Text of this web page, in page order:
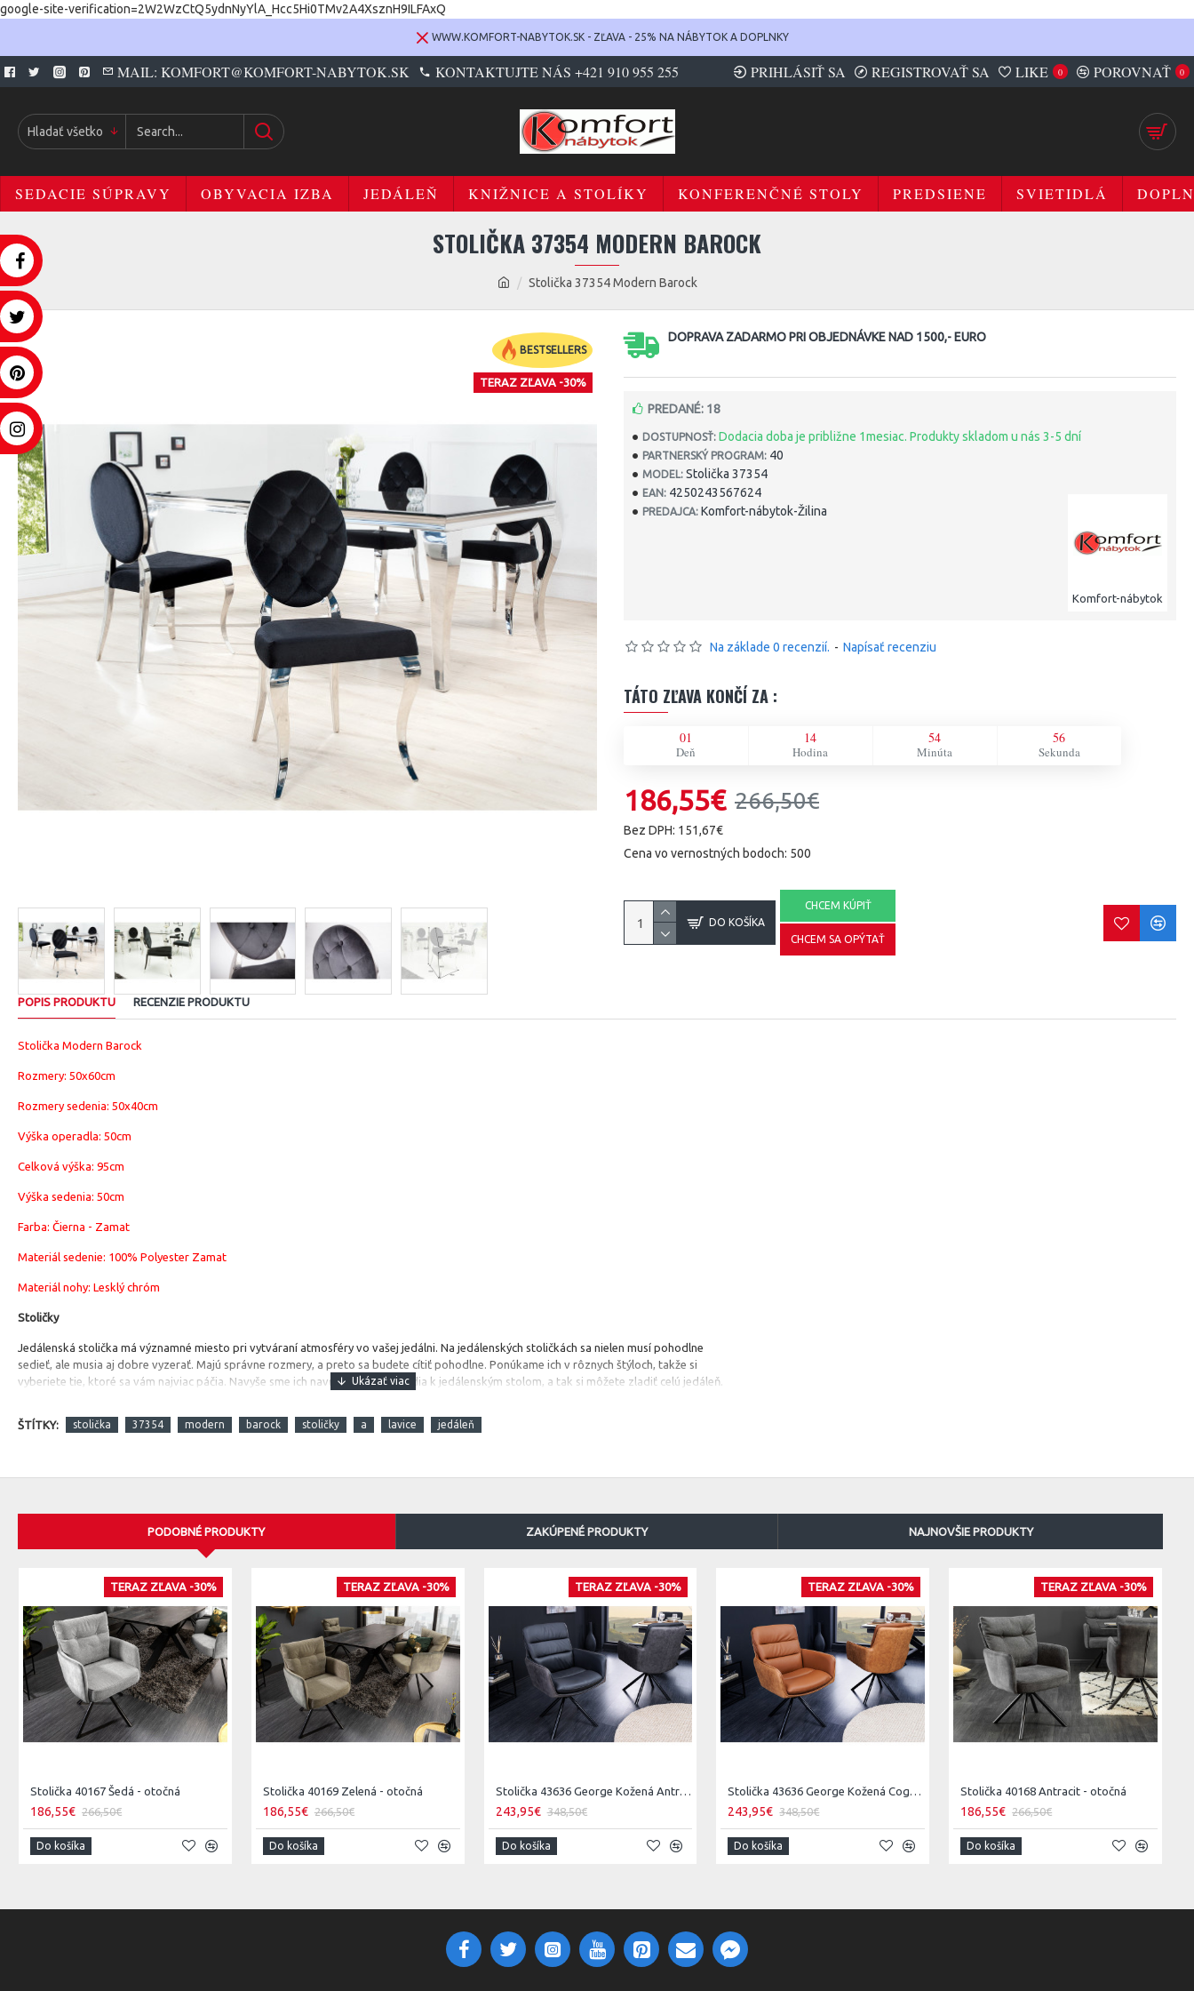
google-site-verification=2W2WzCtQ5ydnNyYlA_Hcc5Hi0TMv2A4XsznH9ILFAxQ
WWW.KOMFORT-NABYTOK.SK - ZĽAVA - 25% NA NÁBYTOK A DOPLNKY
MAIL: KOMFORT@KOMFORT-NABYTOK.SK KONTAKTUJTE NÁS +421 910 955 255 PRIHLÁSIŤ SA REGISTROVAŤ SA LIKE 0 POROVNAŤ 0
Hladať všetko
SEDACIE SÚPRAVY OBYVACIA IZBA JEDÁLEŇ KNIŽNICE A STOLÍKY KONFERENČNÉ STOLY PREDSIENE SVIETIDLÁ
Stolička 37354 Modern Barock
STOLIČKA 37354 MODERN BAROCK
BESTSELLERS
TERAZ ZĽAVA -30%
DOPRAVA ZADARMO PRI OBJEDNÁVKE NAD 1500,- EURO
DOSTUPNOSŤ: Dodacia doba je približne 1mesiac. Produkty skladom u nás 3-5 dní
PARTNERSKÝ PROGRAM: 40
MODEL: Stolička 37354
EAN: 4250243567624
PREDAJCA: Komfort-nábytok-Žilina
Komfort-nábytok
PREDANÉ: 18
Na základe 0 recenzií. - Napísať recenziu
TÁTO ZĽAVA KONČÍ ZA :
01
Deň
14
Hodina
54
Minúta
55
Sekunda
186,55€ 266,50€
Bez DPH: 151,67€
Cena vo vernostných bodoch: 500
DO KOŠÍKA
CHCEM KÚPIŤ
CHCEM SA OPÝTAŤ
POPIS PRODUKTU RECENZIE PRODUKTU
Stolička Modern Barock
Rozmery: 50x60cm
Rozmery sedenia: 50x40cm
Výška operadla: 50cm
Celková výška: 95cm
Výška sedenia: 50cm
Farba: Čierna - Zamat
Materiál sedenie: 100% Polyester Zamat
Materiál nohy: Lesklý chróm
Stoličky
Jedálenská stolička má významné miesto pri vytváraní atmosféry vo vašej jedálni. Na jedálenských stoličkách sa nielen musí pohodlne
sedieť, ale musia aj dobre vyzerať. Majú správne rozmery, a preto sa budete cítiť pohodlne. Ponúkame ich v rôznych štýloch, takže si
vyberiete tie, ktoré sa vám najviac páčia. Navyše sme ich navrhli tak, že sa hodia k jedálenským stolom, a tak si môžete zladiť celú jedáleň.
ŠTÍTKY: stolička 37354 modern barock stoličky a lavice jedáleň
PODOBNÉ PRODUKTY ZAKÚPENÉ PRODUKTY NAJNOVŠIE PRODUKTY
TERAZ ZĽAVA -30%
Stolička 40167 Šedá - otočná
186,55€ 266,50€
Do košíka
TERAZ ZĽAVA -30%
Stolička 40169 Zelená - otočná
186,55€ 266,50€
Do košíka
TERAZ ZĽAVA -30%
Stolička 43636 George Kožená Antracit
243,95€ 348,50€
Do košíka
TERAZ ZĽAVA -30%
Stolička 43636 George Kožená Cognac
243,95€ 348,50€
Do košíka
TERAZ ZĽAVA -30%
Stolička 40168 Antracit - otočná
186,55€ 266,50€
Do košíka